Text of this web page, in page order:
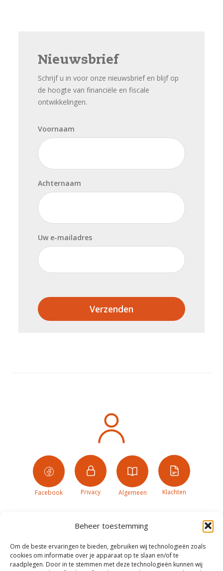
Beheer toestemming
Om de beste ervaringen te bieden, gebruiken wij technologieën zoals
cookies om informatie over je apparaat op te slaan en/of te
raadplegen. Door in te stemmen met deze technologieën kunnen wij
Nieuwsbrief
Schrijf u in voor onze nieuwsbrief en blijf op
de hoogte van financiële en fiscale
ontwikkelingen.
Voornaam
Achternaam
Uw e-mailadres
Verzenden
Facebook Privacy Algemeen Klachten